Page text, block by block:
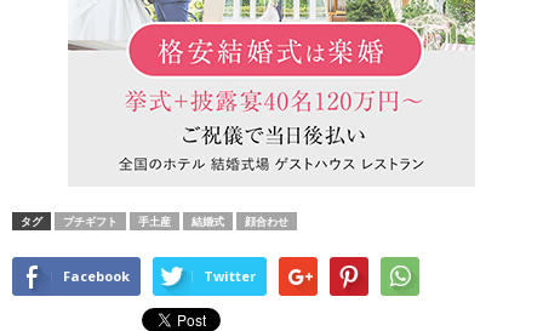
タグ プチギフト 手土産 結婚式 顔合わせ
Facebook Twitter